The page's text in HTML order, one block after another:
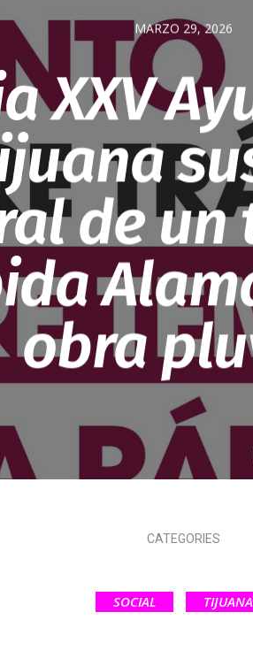
MARZO 29, 2026
XXV
de un
obra
CATEGORIES
SOCIAL TIJUANA